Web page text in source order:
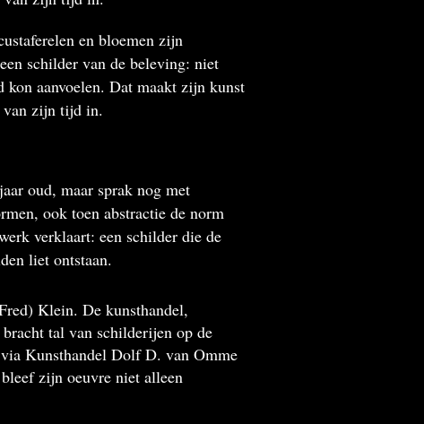
en bloemen zijn
schilder van de beleving: niet
kon aanvoelen. Dat maakt zijn kunst
van zijn tijd in.
oud, maar sprak nog met
ook toen abstractie de norm
verklaart: een schilder die de
liet ontstaan.
Klein. De kunsthandel,
tal van schilderijen op de
Kunsthandel Dolf D. van Omme
zijn oeuvre niet alleen